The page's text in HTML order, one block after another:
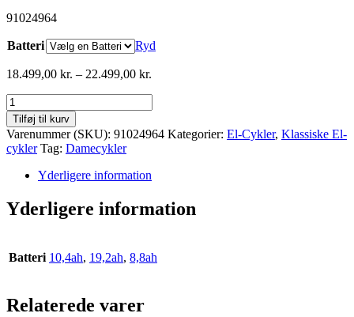
91024964
Batteri Ryd
18.499,00 kr. – 22.499,00 kr.
Winther
Superbe
2
Dame
7g
Nexus
fodbremse
antal
Tilføj til kurv
Varenummer (SKU): 91024964 Kategorier: El-Cykler, Klassiske El-
cykler Tag: Damecykler
Yderligere information
Yderligere information
Batteri 10,4ah, 19,2ah, 8,8ah
Relaterede varer